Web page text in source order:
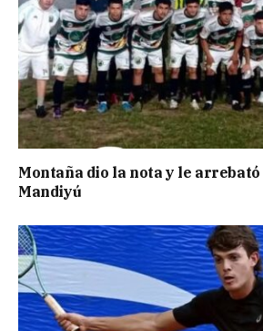
Montaña dio la nota y le
Mandiyú